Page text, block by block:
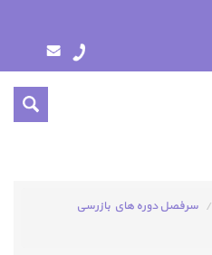
سرفصل دوره هاي بازرسي